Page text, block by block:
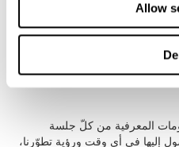
Allow
النتائح الأخيرة في أي وقت في
المعرفية من كلّ جلسة
إليها في أي وقت ورؤية تطوّرنا،